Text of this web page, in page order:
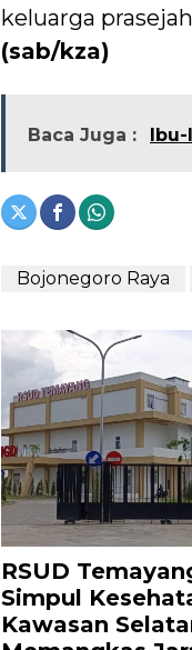
keluarga
(sab/kza)
Baca Juga :
Bojonegoro Raya
RSUD
Simpul
Kawasan